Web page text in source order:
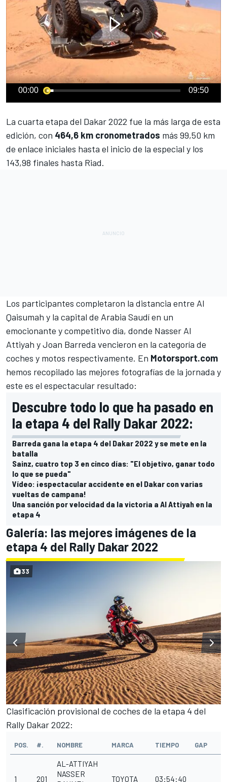
00:00 09:50
La cuarta etapa del Dakar 2022 fue la más larga de esta
edición, con 464,6 km cronometrados más 99,50 km
de enlace iniciales hasta el inicio de la especial y los
143,98 finales hasta Riad.
Los participantes completaron la distancia entre Al
Qaisumah y la capital de Arabia Saudí en un
emocionante y competitivo día, donde Nasser Al
Attiyah yJoan Barreda vencieron en la categoría de
coches y motos respectivamente. En Motorsport.com
hemos recopilado las mejores fotografías de la jornada y
este es el espectacular resultado:
Descubre todo lo que ha pasado en
la etapa 4 del Rally Dakar 2022:
Barreda gana la etapa 4 del Dakar 2022 y se mete en la
batalla
Sainz, cuatro top 3 en cinco días: "El objetivo, ganar todo
lo que se pueda"
Vídeo: ¡espectacular accidente en el Dakar con varias
vueltas de campana!
Una sanción por velocidad da la victoria a Al Attiyah en la
etapa 4
Galería: las mejores imágenes de la
etapa 4 del Rally Dakar 2022
33
Clasificación provisional de coches de la etapa 4 del
Rally Dakar 2022:
POS. #. NOMBRE MARCA TIEMPO GAP
1 201
AL-ATTIYAH
NASSER
TOYOTA 03:54:40